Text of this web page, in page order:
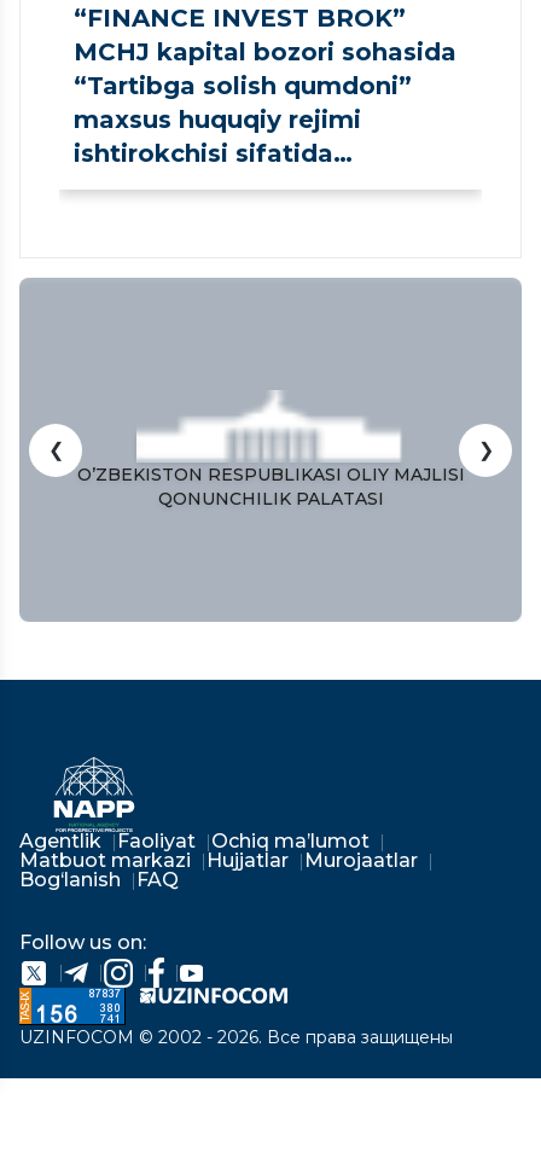
“FINANCE INVEST BROK”
MCHJ kapital bozori sohasida
“Tartibga solish qumdoni”
maxsus huquqiy rejimi
ishtirokchisi sifatida
ro‘yxatdan o‘tkazildi
O’ZBEKISTON RESPUBLIKASI OLIY MAJLISI
QONUNCHILIK PALATASI
❮ ❯
Agentlik Faoliyat
Ochiq ma’lumot
Matbuot markazi
Hujjatlar
Murojaatlar
Bog‘lanish
FAQ
Follow us on:
UZINFOCOM © 2002 - 2026. Все права защищены